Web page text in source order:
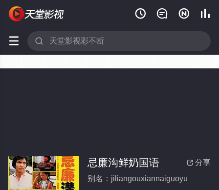
   
 
 分享
忌廉沟鲜奶国语
别名：jiliangouxiannaiguoyu